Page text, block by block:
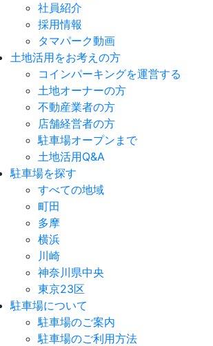
社員紹介
採用情報
タマパーク動画
土地活用をお考えの方
コインパーキングを運営する
土地オーナーの方
不動産業者の方
店舗経営者の方
駐車場オープンまで
土地活用Q&A
駐車場を探す
すべての地域
町田
多摩
横浜
川崎
神奈川県中央
東京23区
駐車場について
駐車場のご案内
駐車場のご利用方法